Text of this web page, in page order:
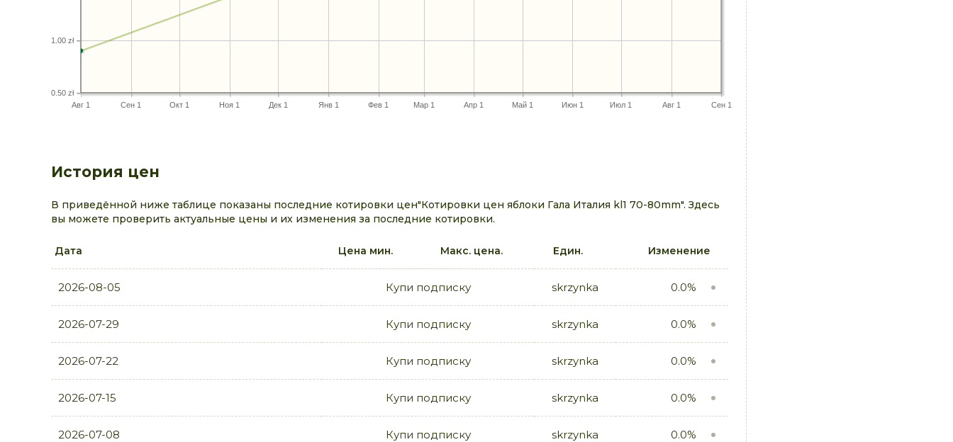
Авг 1 Сен 1 Окт 1 Ноя 1 Дек 1 Янв 1 Фев 1 Мар 1 Апр 1 Май 1 Июн 1 Июл 1 Авг 1 Сен 1
0.50 zł
1.00 zł
История цен
В приведённой ниже таблице показаны последние котировки цен"Котировки цен яблоки Гала Италия kl1 70-80mm". Здесь
вы можете проверить актуальные цены и их изменения за последние котировки.
Дата Цена мин. Макс. цена. Един. Изменение
2026-08-05 Купи подписку skrzynka 0.0%
2026-07-29 Купи подписку skrzynka 0.0%
2026-07-22 Купи подписку skrzynka 0.0%
2026-07-15 Купи подписку skrzynka 0.0%
2026-07-08 Купи подписку skrzynka 0.0%